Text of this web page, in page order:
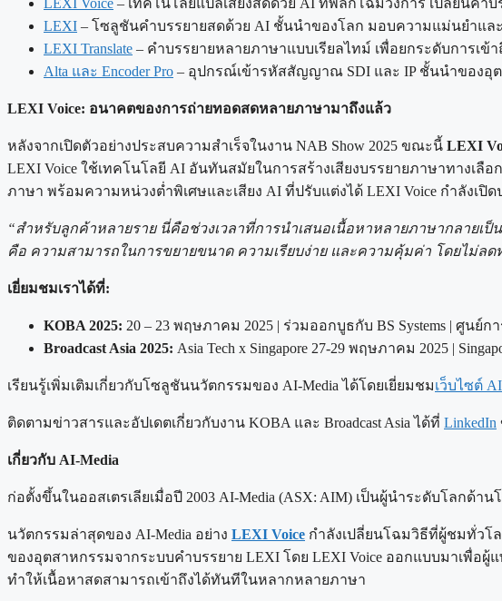
LEXI – โซลูชันคำบรรยายสดด้วย AI ชั้นนำของโลก มอบความแม่นยำแล
LEXI Translate – คำบรรยายหลายภาษาแบบเรียลไทม์ เพื่อยกระดับการเข้
Alta และ Encoder Pro – อุปกรณ์เข้ารหัสสัญญาณ SDI และ IP ชั้นนำของอุ
LEXI Voice: อนาคตของการถ่ายทอดสดหลายภาษามาถึงแล้ว
หลังจากเปิดตัวอย่างประสบความสำเร็จในงาน NAB Show 2025 ขณะนี้ LEXI
LEXI Voice ใช้เทคโนโลยี AI อันทันสมัยในการสร้างเสียงบรรยายภาษาทางเ
ภาษา พร้อมความหน่วงต่ำพิเศษและเสียง AI ที่ปรับแต่งได้ LEXI Voice กำลังเ
“สำหรับลูกค้าหลายราย นี่คือช่วงเวลาที่การนำเสนอเนื้อหาหลายภาษากลายเ
คือ ความสามารถในการขยายขนาด ความเรียบง่าย และความคุ้มค่า โดยไม่ล
เยี่ยมชมเราได้ที่:
KOBA 2025: 20 – 23 พฤษภาคม 2025 | ร่วมออกบูธกับ BS Systems | ศูน
Broadcast Asia 2025: Asia Tech x Singapore 27-29 พฤษภาคม 2025 |
เรียนรู้เพิ่มเติมเกี่ยวกับโซลูชันนวัตกรรมของ AI-Media ได้โดยเยี่ยมชมเว็บไซต์
ติดตามข่าวสารและอัปเดตเกี่ยวกับงาน KOBA และ Broadcast Asia ได้ที่ LinkedIn
เกี่ยวกับ AI-Media
ก่อตั้งขึ้นในออสเตรเลียเมื่อปี 2003 AI-Media (ASX: AIM) เป็นผู้นำระดับโลกด้
นวัตกรรมล่าสุดของ AI-Media อย่าง LEXI Voice กำลังเปลี่ยนโฉมวิธีที่ผู้ชมทั่วโ
ของอุตสาหกรรมจากระบบคำบรรยาย LEXI โดย LEXI Voice ออกแบบมาเพื่อ
ทำให้เนื้อหาสดสามารถเข้าถึงได้ทันทีในหลากหลายภาษา